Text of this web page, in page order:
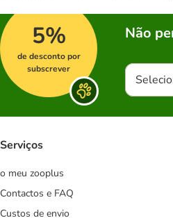
5%
de desconto por
subscrever
Não
Serviços
o meu zooplus
Contactos e FAQ
Custos de envio